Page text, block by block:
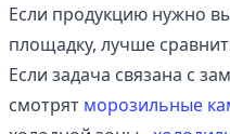
Если продукцию нужно
площадку, лучше
Если задача связана с
смотрят морозильные